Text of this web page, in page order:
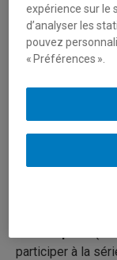
participer à la
expérience sur le
d’analyser les
pouvez
« Préférences ».